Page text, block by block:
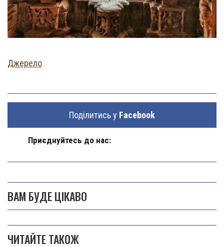
Джерело
Поділитись у Facebook
Приєднуйтесь до нас:
ВАМ БУДЕ ЦІКАВО
ЧИТАЙТЕ ТАКОЖ